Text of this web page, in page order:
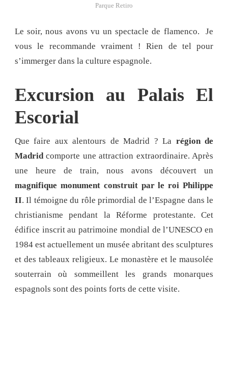
Parque Retiro
Le soir, nous avons vu un spectacle de flamenco. Je
vous le recommande vraiment ! Rien de tel pour
s’immerger dans la culture espagnole.
Excursion au Palais El
Escorial
Que faire aux alentours de Madrid ? La région de
Madrid comporte une attraction extraordinaire. Après
une heure de train, nous avons découvert un
magnifique monument construit par le roi Philippe
II. Il témoigne du rôle primordial de l’Espagne dans le
christianisme pendant la Réforme protestante. Cet
édifice inscrit au patrimoine mondial de l’UNESCO en
1984 est actuellement un musée abritant des sculptures
et des tableaux religieux. Le monastère et le mausolée
souterrain où sommeillent les grands monarques
espagnols sont des points forts de cette visite.